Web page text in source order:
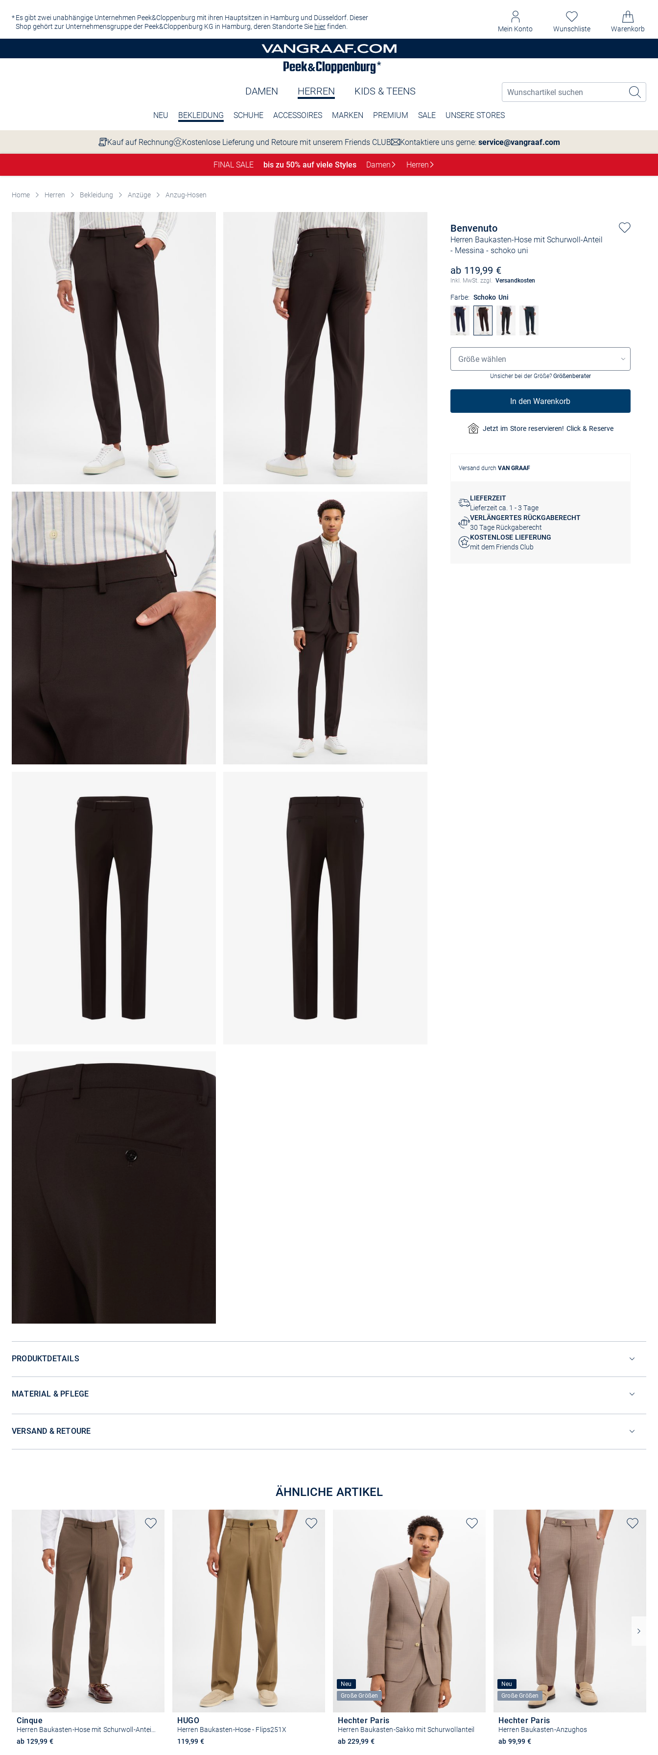
Es gibt zwei unabhängige Unternehmen Peek&Cloppenburg mit ihren Hauptsitzen in Hamburg und Düsseldorf. Dieser
Shop gehört zur Unternehmensgruppe der Peek&Cloppenburg KG in Hamburg, deren Standorte Sie hierfinden. Mein Konto Wunschliste Warenkorb
DAMEN HERREN KIDS & TEENS
NEU BEKLEIDUNG SCHUHE ACCESSOIRES MARKEN PREMIUM SALE UNSERE STORES
Kauf auf Rechnung Kostenlose Lieferung und Retoure mit unserem Friends CLUB Kontaktiere uns gerne: service@vangraaf.com
FINAL SALE bis zu 50% auf viele Styles Damen Herren
Home Herren Bekleidung Anzüge Anzug-Hosen
Benvenuto
Herren Baukasten-Hose mit Schurwoll-Anteil
- Messina - schoko uni
ab 119,99 €
Inkl. MwSt. zzgl. Versandkosten
Farbe: Schoko Uni
Größenauswahl
Größe wählen
Unsicher bei der Größe? Größenberater
In den Warenkorb
Jetzt im Store reservieren! Click & Reserve
Versand durch VAN GRAAF
LIEFERZEIT
Lieferzeit ca. 1 - 3 Tage
VERLÄNGERTES RÜCKGABERECHT
30 Tage Rückgaberecht
KOSTENLOSE LIEFERUNG
mit dem Friends Club
PRODUKTDETAILS
MATERIAL & PFLEGE
VERSAND & RETOURE
ÄHNLICHE ARTIKEL
Cinque
Herren Baukasten-Hose mit Schurwoll-Anteil - Citotti-H
ab 129,99 €
HUGO
Herren Baukasten-Hose - Flips251X
119,99 €
Neu
Große Größen
Hechter Paris
Herren Baukasten-Sakko mit Schurwollanteil
ab 229,99 €
Neu
Große Größen
Hechter Paris
Herren Baukasten-Anzughos
ab 99,99 €